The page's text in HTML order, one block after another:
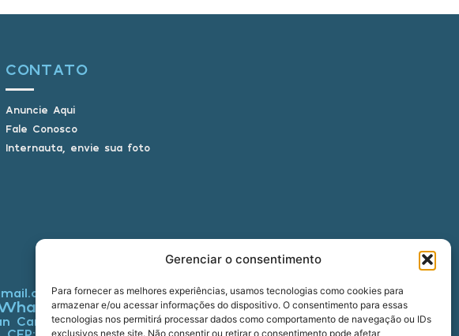
Gerenciar o consentimento
Para fornecer as melhores experiências, usamos tecnologias como cookies para
armazenar e/ou acessar informações do dispositivo. O consentimento para essas
tecnologias nos permitirá processar dados como comportamento de navegação ou IDs
exclusivos neste site. Não consentir ou retirar o consentimento pode afetar
CONTATO
Anuncie Aqui
Fale Conosco
Internauta, envie sua foto
Carlos